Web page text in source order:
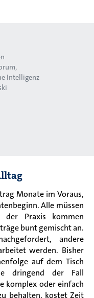
Intelligenz
Monate im Voraus,
Alle müssen
der Praxis kommen
bunt gemischt an.
andere
werden. Bisher
auf dem Tisch
dringend der Fall
komplex oder einfach
behalten, kostet Zeit